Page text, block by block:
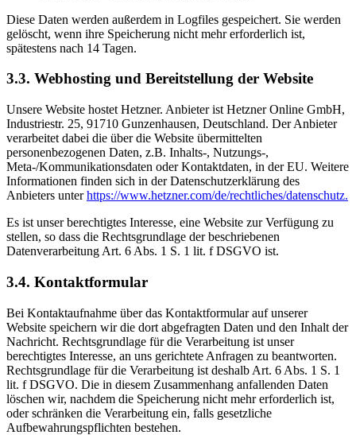
Diese Daten werden außerdem in Logfiles gespeichert. Sie werden
gelöscht, wenn ihre Speicherung nicht mehr erforderlich ist,
spätestens nach 14 Tagen.
3.3. Webhosting und Bereitstellung der Website
Unsere Website hostet Hetzner. Anbieter ist Hetzner Online GmbH,
Industriestr. 25, 91710 Gunzenhausen, Deutschland. Der Anbieter
verarbeitet dabei die über die Website übermittelten
personenbezogenen Daten, z.B. Inhalts-, Nutzungs-,
Meta-/Kommunikationsdaten oder Kontaktdaten, in der EU. Weitere
Informationen finden sich in der Datenschutzerklärung des
Anbieters unter https://www.hetzner.com/de/rechtliches/datenschutz.
Es ist unser berechtigtes Interesse, eine Website zur Verfügung zu
stellen, so dass die Rechtsgrundlage der beschriebenen
Datenverarbeitung Art. 6 Abs. 1 S. 1 lit. f DSGVO ist.
3.4. Kontaktformular
Bei Kontaktaufnahme über das Kontaktformular auf unserer
Website speichern wir die dort abgefragten Daten und den Inhalt der
Nachricht. Rechtsgrundlage für die Verarbeitung ist unser
berechtigtes Interesse, an uns gerichtete Anfragen zu beantworten.
Rechtsgrundlage für die Verarbeitung ist deshalb Art. 6 Abs. 1 S. 1
lit. f DSGVO. Die in diesem Zusammenhang anfallenden Daten
löschen wir, nachdem die Speicherung nicht mehr erforderlich ist,
oder schränken die Verarbeitung ein, falls gesetzliche
Aufbewahrungspflichten bestehen.